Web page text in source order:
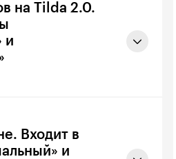
на Tilda 2.0.
и
Входит в
и